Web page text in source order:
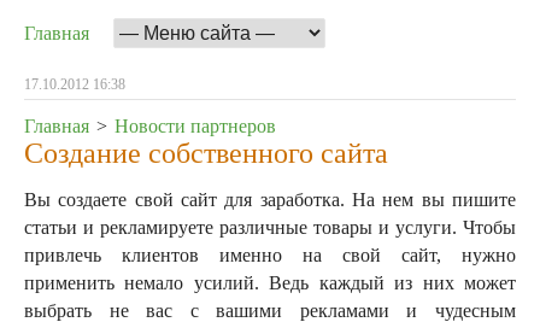
Главная
17.10.2012 16:38
Главная > Новости партнеров
Создание собственного сайта
Вы создаете свой сайт для заработка. На нем вы пишите
статьи и рекламируете различные товары и услуги. Чтобы
привлечь клиентов именно на свой сайт, нужно
применить немало усилий. Ведь каждый из них может
выбрать не вас с вашими рекламами и чудесным